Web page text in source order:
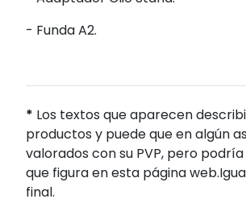
- Funda A2.
* Los textos que aparecen
productos y puede que en algún
valorados con su PVP, pero
que figura en esta página
final.